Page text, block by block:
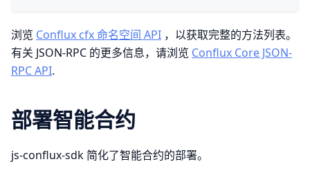
浏览 Conflux cfx 命名空间 API ，以获取完整的方法列表。
有关 JSON-RPC 的更多信息，请浏览 Conflux Core JSON-
RPC API.
部署智能合约
js-conflux-sdk 简化了智能合约的部署。